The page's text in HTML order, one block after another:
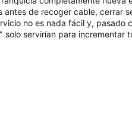
de recoger cable, cerrar
no es nada fácil y, pasado
servirían para incrementar